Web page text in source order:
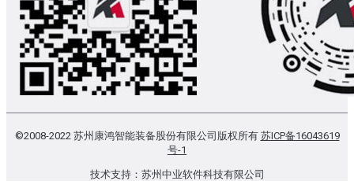
©2008-2022 苏州康鸿智能装备股份有限公司版权所有 苏ICP备16043619
号-1
技术支持：苏州中业软件科技有限公司